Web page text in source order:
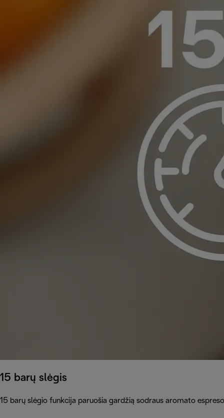
15 barų slėgis
15 barų slėgio funkcija paruošia gardžią sodraus aromato